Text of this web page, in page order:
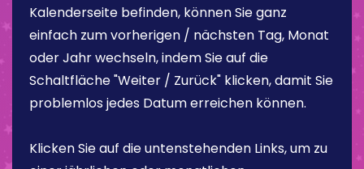
Kalenderseite befinden, können Sie ganz
einfach zum vorherigen / nächsten Tag, Monat
oder Jahr wechseln, indem Sie auf die
Schaltfläche "Weiter / Zurück" klicken, damit Sie
problemlos jedes Datum erreichen können.
Klicken Sie auf die untenstehenden Links, um zu